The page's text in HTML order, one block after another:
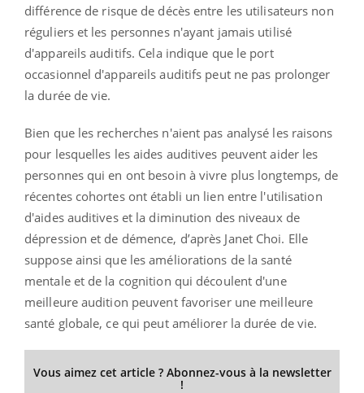
différence de risque de décès entre les utilisateurs non
réguliers et les personnes n'ayant jamais utilisé
d'appareils auditifs. Cela indique que le port
occasionnel d'appareils auditifs peut ne pas prolonger
la durée de vie.
Bien que les recherches n'aient pas analysé les raisons
pour lesquelles les aides auditives peuvent aider les
personnes qui en ont besoin à vivre plus longtemps, de
récentes cohortes ont établi un lien entre l'utilisation
d'aides auditives et la diminution des niveaux de
dépression et de démence, d’après Janet Choi. Elle
suppose ainsi que les améliorations de la santé
mentale et de la cognition qui découlent d'une
meilleure audition peuvent favoriser une meilleure
santé globale, ce qui peut améliorer la durée de vie.
Vous aimez cet article ? Abonnez-vous à la newsletter
!